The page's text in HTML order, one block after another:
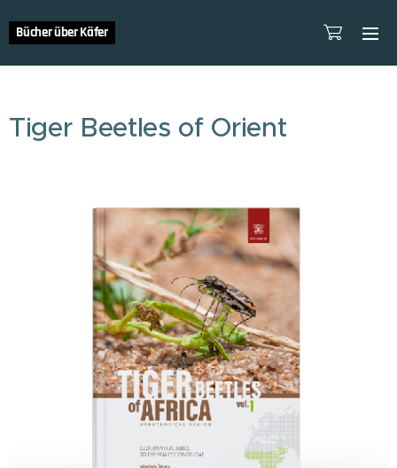
Bücher über Käfer
Tiger Beetles of Orient